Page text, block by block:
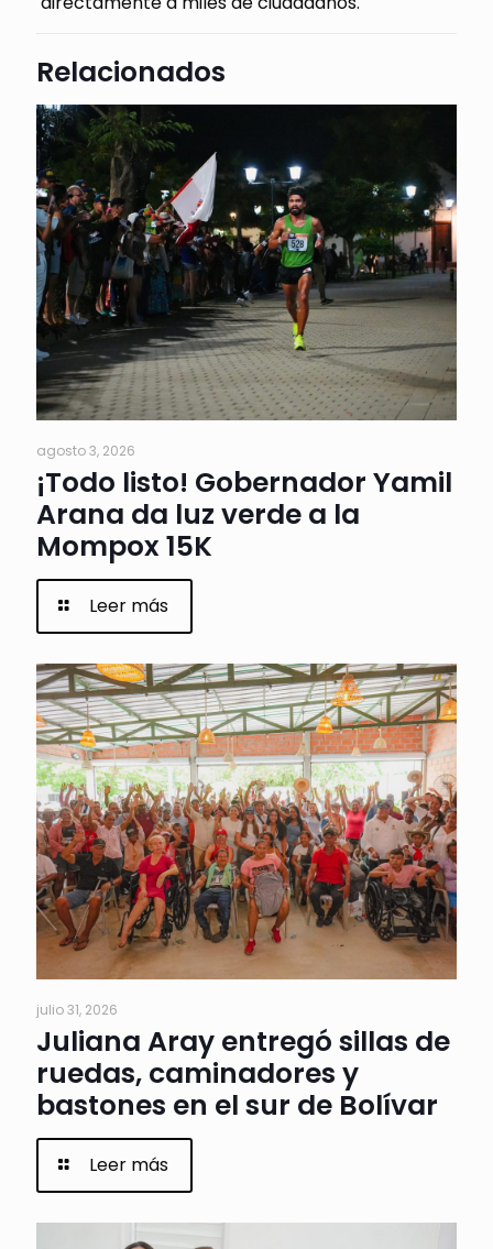
Relacionados
agosto 3, 2026
¡Todo listo! Gobernador Yamil
Arana da luz verde a la
Mompox 15K
Leer más
julio 31, 2026
Juliana Aray entregó sillas de
ruedas, caminadores y
bastones en el sur de Bolívar
Leer más